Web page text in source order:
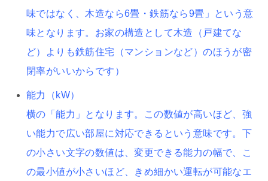
味ではなく、木造なら6畳・鉄筋なら9畳」という意
味となります。 お家の構造として木造（戸建てな
ど）よりも鉄筋住宅（マンションなど）のほうが密
閉率がいいからです）
能力（kW）
横の「能力」となります。この数値が高いほど、強
い能力で広い部屋に対応できるという意味です。下
の小さい文字の数値は、変更できる能力の幅で、こ
の最小値が小さいほど、きめ細かい運転が可能なエ